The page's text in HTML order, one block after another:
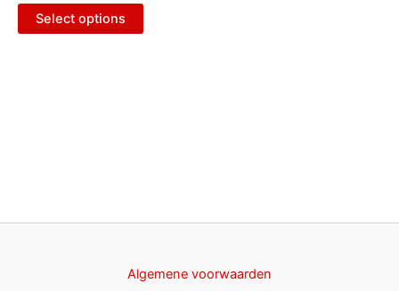
Select options
Algemene voorwaarden